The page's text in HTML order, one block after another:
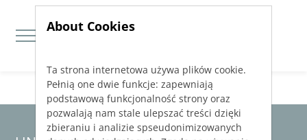
Jump directly to main navigation
Jump directly to content
About Cookies
Ta strona internetowa używa plików cookie.
Pełnią one dwie funkcje: zapewniają
podstawową funkcjonalność strony oraz
pozwalają nam stale ulepszać treści dzięki
zbieraniu i analizie spseudonimizowanych